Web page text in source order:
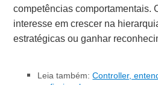
competências comportamentais.
interesse em crescer na
estratégicas ou ganhar
Leia também:Controller,